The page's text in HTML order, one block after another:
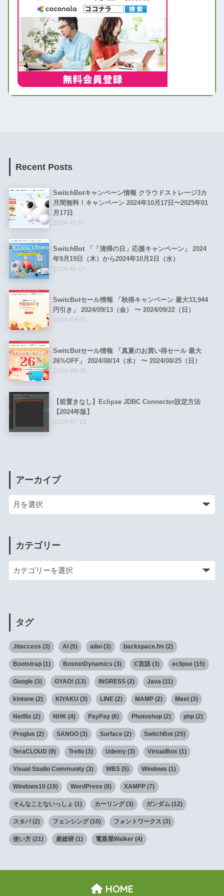
Recent Posts
SwitchBotキャンペーン情報 クラウドストレージ3カ
月間無料！キャンペーン 2024年10月17日〜2025年01
月17日
2024-10-17
SwitchBot 「「清掃の日」応援キャンペーン」 2024
年9月19日（木）から2024年10月2日（水）
2024-10-01
SwitcBotセール情報 「秋得キャンペーン 最大33,944
円引き」 2024/09/13（金） 〜 2024/09/22（日）
2024-09-15
SwitcBotセール情報 「真夏のお買い得セール 最大
26%OFF」 2024/08/14（水） 〜 2024/08/25（日）
2024-08-15
【前置きなし】Eclipse JDBC Connector設定方法
【2024年版】
2024-07-22
アーカイブ
カテゴリー
タグ
.htaccess (3) AI(5) aibo(3) backspace.fm (2)
Bootstrap(1) BostonDynamics (3) C言語(3) eclipse(15)
Google(3) GYAO! (13) INGRESS(2) Java (11)
kintone(2) KIYAKU (3) LINE(2) MAMP(2) Meet(3)
Netflix (2) NHK (4) PayPay(6) Photoshop(2) php(2)
Proglus (2) SANGO(3) Surface(2) SwitchBot(25)
TeraCLOUD (9) Trello(3) Udemy(3) VirtualBox (1)
Visual Studio Community(3) WBS(5) Windows (1)
Windows10(19) WordPress (8) XAMPP(7)
そんなことないっしょ (1) カーリング(3) ガンダム (12)
スタバ(2) フェンシング(10) フォントワークス (3)
使い方(21) 産総研(1) 電器屋Walker(4)
HOME